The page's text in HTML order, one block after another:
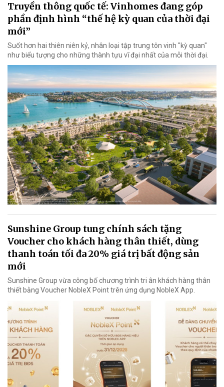
Truyền thông quốc tế: Vinhomes đang góp
phần định hình “thế hệ kỳ quan của thời đại
mới”
Suốt hơn hai thiên niên kỷ, nhân loại tập trung tôn vinh "kỳ quan"
như biểu tượng cho những thành tựu vĩ đại nhất của mỗi thời đại.
Sunshine Group tung chính sách tặng
Voucher cho khách hàng thân thiết, dùng
thanh toán tối đa 20% giá trị bất động sản
mới
Sunshine Group vừa công bố chương trình tri ân khách hàng thân
thiết bằng Voucher NobleX Point trên ứng dụng NobleX App.